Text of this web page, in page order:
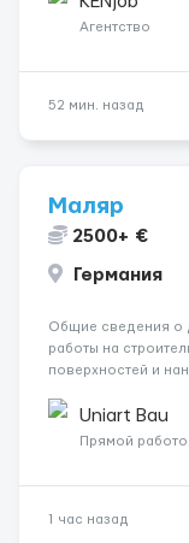
Агентство
52 мин. назад
Маляр
2500+ €
Германия
Общие сведения о
работы на
поверхностей и
профессионалов
профессионалов с
Uniart Bau
Прямой
1 час назад